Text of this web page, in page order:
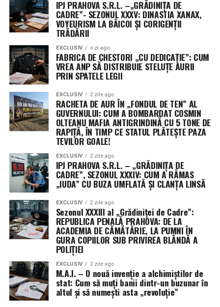
„afacerea” infractorilor de tastatură
Acest succes răsunător, semnalat cu mândrie de
Sindicatul Europol, nu a fost o întâmplare, ci
rezultatul unei colaborări de manual între polițiștii din
cadrulSecției 22 Poliție,Serviciului de Investigații
Criminale (SIC) al Sectorului 6
și experții de la
Serviciul de Investigare a Infracțiunilor Informatice
Acești profesioniști au demonstrat că, indiferent cât de
creativi se cred infractorii în spatele telefoanelor, legea
are brațul mai lung și mintea mai ascuțită. Întreaga
sumă de 50.000 de lei a fost recuperată, iar gruparea
care profita de vulnerabilitatea persoanelor în vârstă a
fost scoasă din circuitul „afacerilor” de stradă.
Este un semnal clar: în București, cine încearcă să fure
munca de o viață a bătrânilor, riscă să își petreacă restul
zilelor explicându-le colegilor de celulă cum e cu
„conturile securizate”. Felicitări colegilor pentru reacția
rapidă și pentru că au arătat, încă o dată, că uniforma de
polițist vine la pachet cu o doză letală de eficiență
pentru infractori! (Irinel I.).
IPJ PRAHOVA S.R.L. –„GRĂDINIȚA DE
CADRE”- SEZONUL XXXV: DINASTIA XANAX,
VOYEURISM LA BĂICOI ȘI CORIGENȚII
TRĂDĂRII
EXCLUSIV o zi ago
FABRICA DE CHESTORI „CU DEDICAȚIE”: CUM
VREA ANP SĂ DISTRIBUIE STELUȚE AURII
PRIN SPATELE LEGII
EXCLUSIV 2 zile ago
RACHETA DE AUR ÎN „FONDUL DE TEN” AL
GUVERNULUI: CUM A BOMBARDAT COSMIN
OLTEANU MAFIA ANTIGRINDINĂ CU 5 TONE DE
RAPIȚĂ, ÎN TIMP CE STATUL PLĂTEȘTE PAZA
TEVILOR GOALE!
EXCLUSIV 2 zile ago
IPJ PRAHOVA S.R.L. – „GRĂDINIȚA DE
CADRE”, SEZONUL XXXIV: CUM A RĂMAS
„IUDA” CU BUZA UMFLATĂ ȘI CLANȚA LINSĂ
EXCLUSIV 2 zile ago
Sezonul XXXIII al „Grădiniței de Cadre”:
REPUBLICA PENALĂ PRAHOVA: DE LA
ACADEMIA DE CĂMĂTĂRIE, LA PUMNI ÎN
GURA COPIILOR SUB PRIVIREA BLÂNDĂ A
POLIȚIEI
EXCLUSIV 2 zile ago
M.A.I. – O nouă invenție a alchimiștilor de
stat: Cum să muți banii dintr-un buzunar în
altul și să numești asta „revoluție”